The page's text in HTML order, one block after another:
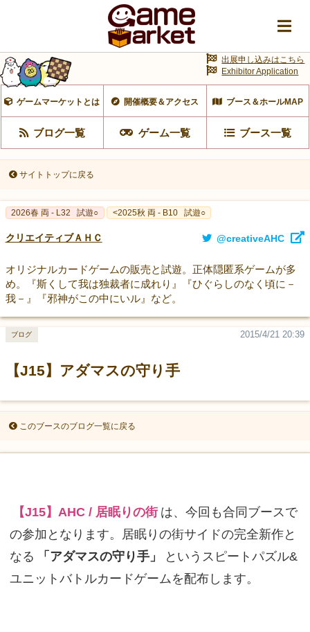
ゲームマーケットとは 開催概要＆アクセス ブース＆ホールMAP
ブログ一覧 ゲーム一覧 ブース一覧
出展申し込みはこちら
Exhibitor Application
サイトトップに戻る
2026春 両 - L32 試遊○ <2025秋 両 - B10 試遊○
クリエイティブＡＨＣ @creativeAHC
オリジナルカードゲームの販売と試遊。正体隠匿系ゲームが多
め。『斯くして我は独裁者に成れり』『ひぐらしのなく頃に－
我－』『邪神がこの中にいル』など。
【J15】アダマスの守り手
2015/4/21 20:39
ブログ
このブースのブログ一覧に戻る
【J15】AHC / 居眠りの街 は、今回も合同ブースで
の参加となります。居眠りの街サイドの完全新作と
なる
「アダマスの守り手」
というスピートパズル&
ユニットバトルカードゲームを配布します。